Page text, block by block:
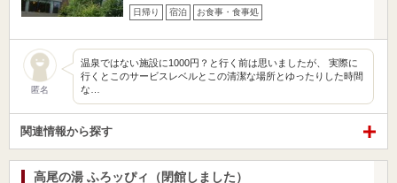
日帰り 宿泊 お食事・食事処
匿名
温泉ではない施設に1000円？と行く前は思いましたが、 実際に
行くとこのサービスレベルとこの清潔な場所とゆったりした時間
な…
関連情報から探す
高尾の湯 ふろッぴィ（閉館しました）